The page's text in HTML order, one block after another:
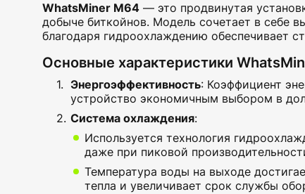
WhatsMiner M64 — это продвинутая
добыче биткойнов. Модель сочетает в себе
благодаря гидроохлаждению обеспечивает
Основные характеристики
Энергоэффективность: Коэффициент
устройство экономичным выбором в
Система охлаждения:
Используется технология
даже при пиковой
Температура воды на выходе
тепла и увеличивает срок службы